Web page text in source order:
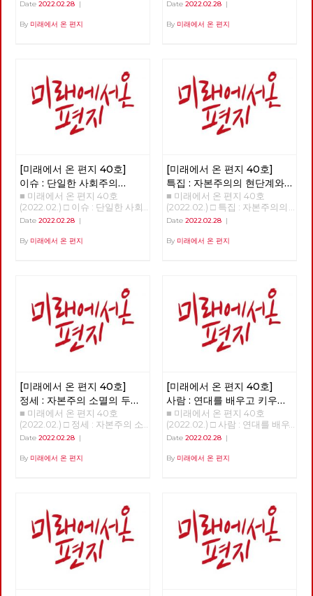
노동당의 사회주의 대통령 후보
멸의 두 가지 요인 □ 사람 : 연대
를 배우고 키우는 해고노동자,
방영환 □ 도서 : 유물론자가 사
람의 마음을 이해해야 하는 이유
□ 영화 : 바보야, 본질은 ‘사랑’이
야! - 매트릭스 : 리저렉션 □ 사진
Date 2022.02.28 |
By 미래에서 온 편지
Date 2022.02.28|
By 미래에서 온 편지
[미래에서 온 편지 40호]
이슈 : 단일한 사회주의
대중정당의 탄생
■ 미래에서 온 편지 40호
(2022.02.) □ 이슈 : 단일한 사회
주의 대중정당의 탄생 >>>>>>
Date 2022.02.28 |
By 미래에서 온 편지
[미래에서 온 편지 40호]
특집 : 자본주의의 현단계와
선진 노동자들의 임무
■ 미래에서 온 편지 40호
(2022.02.) □ 특집 : 자본주의의
현단계와 선진 노동자들의 임무
Date 2022.02.28|
By 미래에서 온 편지
[미래에서 온 편지 40호]
정세 : 자본주의 소멸의 두
가지 요인
■ 미래에서 온 편지 40호
(2022.02.) □ 정세 : 자본주의 소
멸의 두 가지 요인 - 30년 만에
>>>>>> 업로드 준비중 <<<<<<
Date 2022.02.28 |
By 미래에서 온 편지
[미래에서 온 편지 40호]
사람 : 연대를 배우고 키우는
해고노동자, 방영환
■ 미래에서 온 편지 40호
(2022.02.) □ 사람 : 연대를 배우
고 키우는 해고노동자, 방영환
Date 2022.02.28|
By 미래에서 온 편지